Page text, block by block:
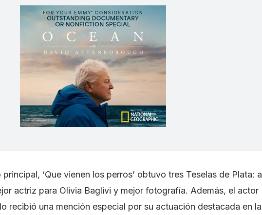
‘Que vienen los perros’ obtuvo tres Teselas de Plata: a
actriz para Olivia Baglivi y mejor fotografía. Además, el actor
recibió una mención especial por su actuación destacada en la